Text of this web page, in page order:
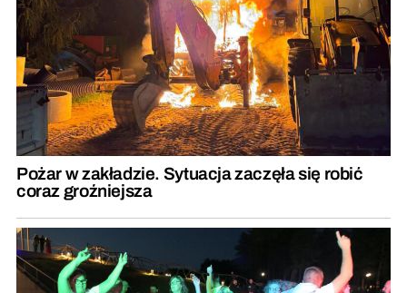
Pożar w zakładzie. Sytuacja zaczęła się robić
coraz groźniejsza